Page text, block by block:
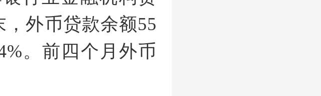
，外币贷款余额55
。前四个月外币